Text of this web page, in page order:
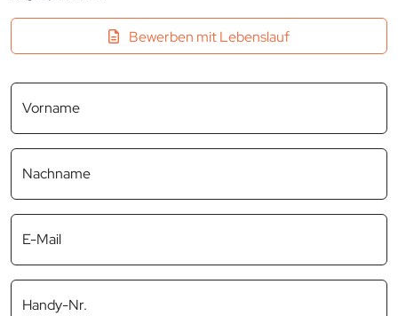
Bewerben mit Lebenslauf
Vorname
Nachname
E-Mail
Handy-Nr.